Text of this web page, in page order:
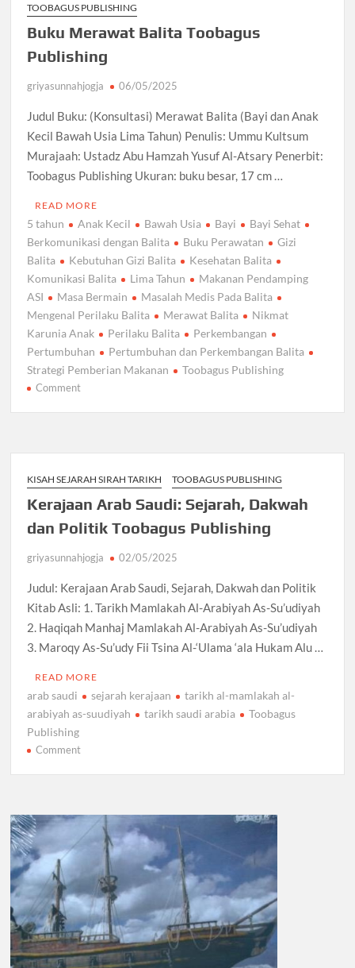
TOOBAGUS PUBLISHING
Buku Merawat Balita Toobagus
Publishing
griyasunnahjogja 06/05/2025
Judul Buku: (Konsultasi) Merawat Balita (Bayi dan Anak
Kecil Bawah Usia Lima Tahun) Penulis: Ummu Kultsum
Murajaah: Ustadz Abu Hamzah Yusuf Al-Atsary Penerbit:
Toobagus Publishing Ukuran: buku besar, 17 cm …
READ MORE
5 tahun Anak Kecil Bawah Usia Bayi
Bayi Sehat
Berkomunikasi dengan Balita
Buku Perawatan
Gizi
Balita
Kebutuhan Gizi Balita
Kesehatan Balita
Komunikasi Balita
Lima Tahun
Makanan Pendamping
ASI
Masa Bermain
Masalah Medis Pada Balita
Mengenal Perilaku Balita
Merawat Balita
Nikmat
Karunia Anak
Perilaku Balita
Perkembangan
Pertumbuhan
Pertumbuhan dan Perkembangan Balita
Strategi Pemberian Makanan
Toobagus Publishing
Commenton
Toobagus
Publishing
KISAH SEJARAH SIRAH TARIKH TOOBAGUS PUBLISHING
Kerajaan Arab Saudi: Sejarah, Dakwah
dan Politik Toobagus Publishing
griyasunnahjogja 02/05/2025
Judul: Kerajaan Arab Saudi, Sejarah, Dakwah dan Politik
Kitab Asli: 1. Tarikh Mamlakah Al-Arabiyah As-Su’udiyah
2. Haqiqah Manhaj Mamlakah Al-Arabiyah As-Su’udiyah
3. Maroqy As-Su’udy Fii Tsina Al-‘Ulama ‘ala Hukam Alu …
READ MORE
arab saudi sejarah kerajaan
tarikh al-mamlakah al-
arabiyah as-suudiyah
tarikh saudi arabia
Toobagus
Publishing
Commenton
Sejarah,
Dakwah
Politik
Toobagus
Publishing